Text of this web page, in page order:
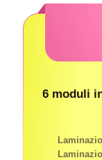
6 moduli